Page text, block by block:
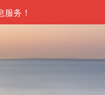
务！